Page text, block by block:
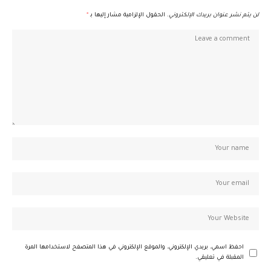
لن يتم نشر عنوان بريدك الإلكتروني. الحقول الإلزامية مشار إليها بـ *
احفظ اسمي، بريدي الإلكتروني، والموقع الإلكتروني في هذا المتصفح لاستخدامها المرة
المقبلة في تعليقي.